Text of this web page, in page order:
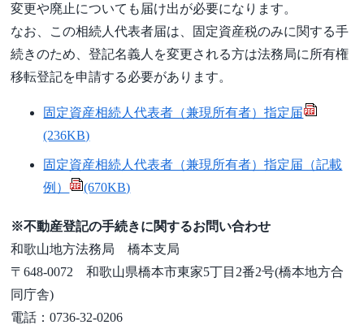
変更や廃止についても届け出が必要になります。
なお、この相続人代表者届は、固定資産税のみに関する手
続きのため、登記名義人を変更される方は法務局に所有権
移転登記を申請する必要があります。
固定資産相続人代表者（兼現所有者）指定届
(236KB)
固定資産相続人代表者（兼現所有者）指定届（記載
例）
(670KB)
※不動産登記の手続きに関するお問い合わせ
和歌山地方法務局 橋本支局
〒648-0072 和歌山県橋本市東家5丁目2番2号(橋本地方合
同庁舎)
電話：0736-32-0206